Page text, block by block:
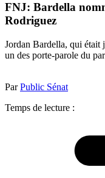
FNJ: Bardella
Rodriguez
Jordan Bardella, qui était
un des porte-parole du
ParPublic Sénat
Temps de lecture :